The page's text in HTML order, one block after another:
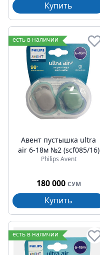
Купить
есть в наличии
Авент пустышка ultra
air 6-18м №2 (scf085/16)
Philips Avent
180 000 СУМ
Купить
есть в наличии